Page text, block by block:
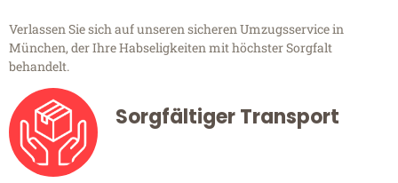
Verlassen Sie sich auf unseren sicheren Umzugsservice in
München, der Ihre Habseligkeiten mit höchster Sorgfalt
behandelt.
Sorgfältiger Transport